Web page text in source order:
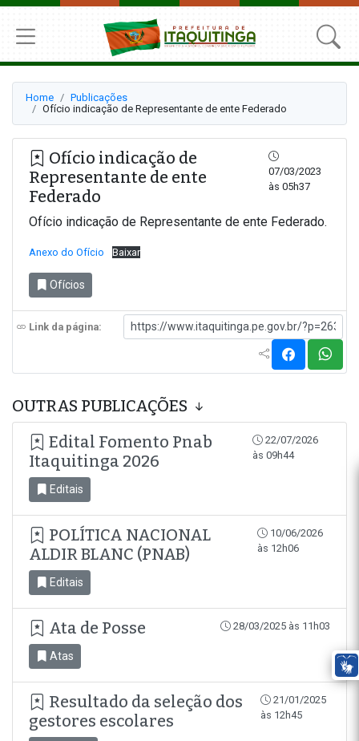
Home
Publicações
Ofício indicação de Representante de ente Federado
Ofício indicação de
Representante de ente
Federado
07/03/2023
às 05h37
Ofício indicação de Representante de ente Federado.
Anexo do Ofício Baixar
Ofícios
Link da página:
OUTRAS PUBLICAÇÕES
Edital Fomento Pnab
Itaquitinga 2026
22/07/2026
às 09h44
Editais
POLÍTICA NACIONAL
ALDIR BLANC (PNAB)
10/06/2026
às 12h06
Editais
Ata de Posse 28/03/2025 às 11h03
Atas
Resultado da seleção dos
gestores escolares
21/01/2025
às 12h45